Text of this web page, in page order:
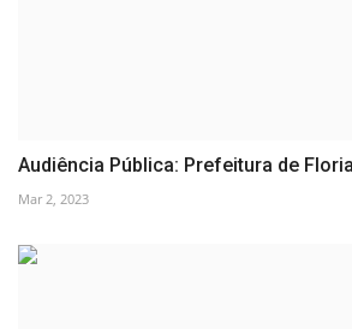
Audiência Pública: Prefeitura de
Mar 2, 2023